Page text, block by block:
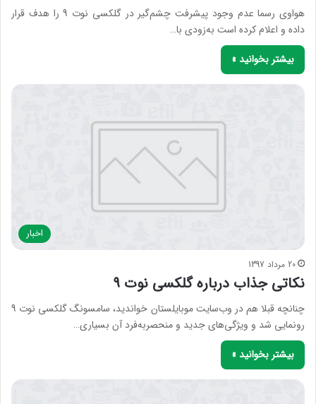
هواوی رسما عدم وجود پیشرفت چشم‌گیر در گلکسی نوت 9 را هدف قرار
داده و اعلام کرده است به‌زودی با…
بیشتر بخوانید »
اخبار
20 مرداد 1397
نکاتی جذاب درباره گلکسی نوت 9
چنانچه قبلا هم در وب‌سایت موبایلستان خواندید، سامسونگ گلکسی نوت 9
رونمایی شد و ویژگی‌های جدید و منحصربه‌فرد آن بسیاری…
بیشتر بخوانید »